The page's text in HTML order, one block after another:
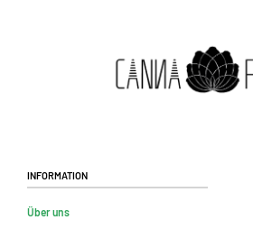
Information
Über uns